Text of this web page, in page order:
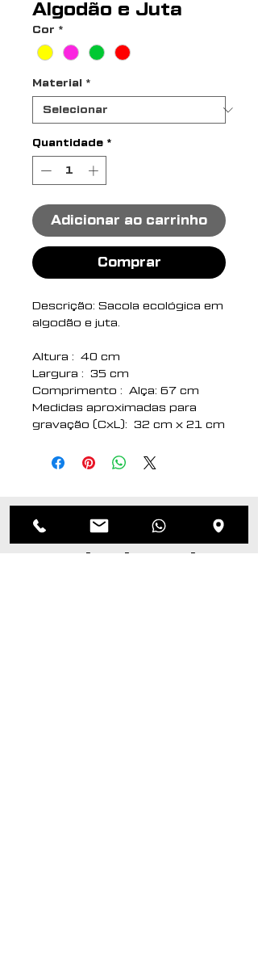
Algodão e Juta
Cor *
Material *
Quantidade *
Adicionar ao carrinho
Comprar
Descrição: Sacola ecológica em
algodão e juta.
Altura : 40 cm
Largura : 35 cm
Comprimento : Alça: 67 cm
Medidas aproximadas para
gravação (CxL): 32 cm x 21 cm
Produtos